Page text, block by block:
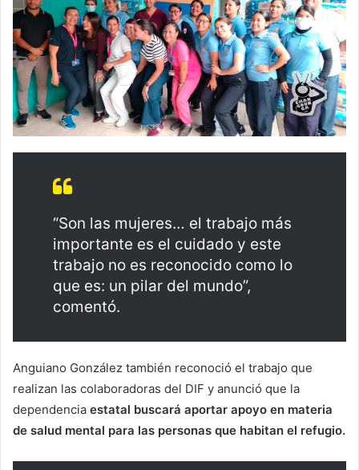
“Son las mujeres… el trabajo más
importante es el cuidado y este
trabajo no es reconocido como lo
que es: un pilar del mundo”,
comentó.
Anguiano González también reconoció el trabajo que
realizan las colaboradoras del DIF y anunció que la
dependencia estatal buscará aportar apoyo en materia
de salud mental para las personas que habitan el refugio.